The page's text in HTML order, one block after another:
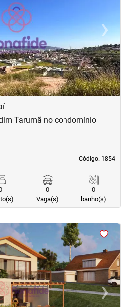
›Next
Código. 1854
Código. 1854
Tarumã no condomínio
0
Vaga(s)
0
banho(s)
›Next